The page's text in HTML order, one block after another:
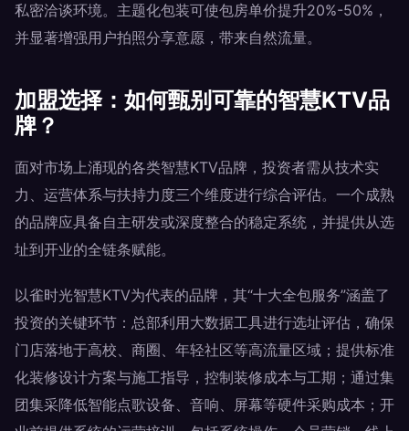
私密洽谈环境。主题化包装可使包房单价提升20%-50%，
并显著增强用户拍照分享意愿，带来自然流量。
加盟选择：如何甄别可靠的智慧KTV品
牌？
面对市场上涌现的各类智慧KTV品牌，投资者需从技术实
力、运营体系与扶持力度三个维度进行综合评估。一个成熟
的品牌应具备自主研发或深度整合的稳定系统，并提供从选
址到开业的全链条赋能。
以雀时光智慧KTV为代表的品牌，其“十大全包服务”涵盖了
投资的关键环节：总部利用大数据工具进行选址评估，确保
门店落地于高校、商圈、年轻社区等高流量区域；提供标准
化装修设计方案与施工指导，控制装修成本与工期；通过集
团集采降低智能点歌设备、音响、屏幕等硬件采购成本；开